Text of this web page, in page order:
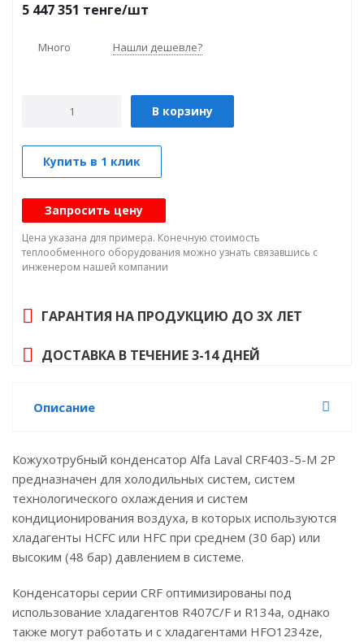
5 447 351 тенге/шт
Много Нашли дешевле?
В корзину
Купить в 1 клик
Запросить цену
Цена указана для примера. Конечную стоимость
теплообменного оборудования можно узнать связавшись с
инженером нашей компании
ГАРАНТИЯ НА ПРОДУКЦИЮ ДО 3Х ЛЕТ
ДОСТАВКА В ТЕЧЕНИЕ 3-14 ДНЕЙ
Описание
Кожухотрубный конденсатор Alfa Laval CRF403-5-M 2P
предназначен для холодильных систем, систем
технологического охлаждения и систем
кондиционирования воздуха, в которых используются
хладагенты HCFC или HFC при среднем (30 бар) или
высоким (48 бар) давлением в системе.
Конденсаторы серии CRF оптимизированы под
использование хладагентов R407C/F и R134a, однако
также могут работать и с хладагентами HFO1234ze,